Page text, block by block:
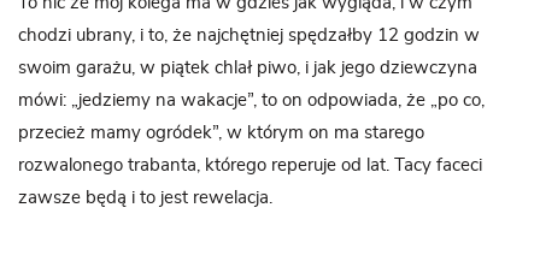
chodzi ubrany, i to, że najchętniej spędzałby 12 godzin w
swoim garażu, w piątek chlał piwo, i jak jego dziewczyna
mówi: „jedziemy na wakacje”, to on odpowiada, że „po co,
przecież mamy ogródek”, w którym on ma starego
rozwalonego trabanta, którego reperuje od lat. Tacy faceci
zawsze będą i to jest rewelacja.